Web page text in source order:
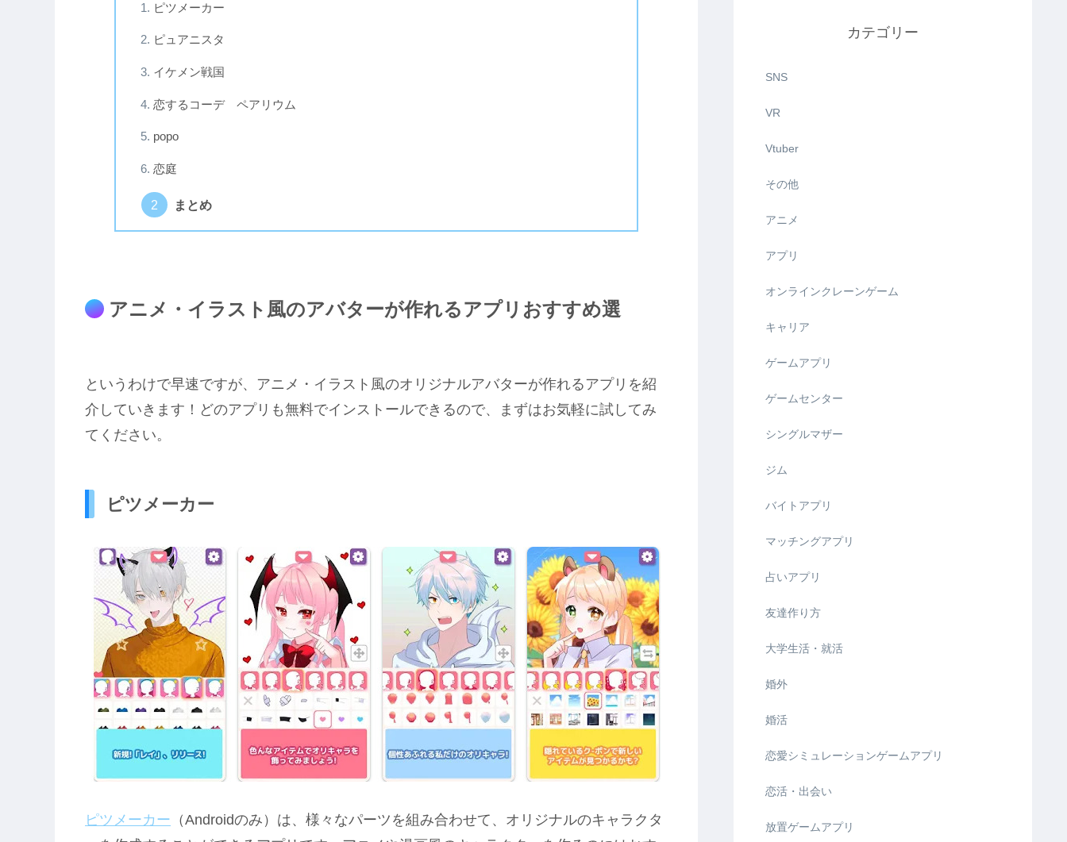
ピツメーカー
ピュアニスタ
イケメン戦国
恋するコーデ ペアリウム
popo
恋庭
まとめ
アニメ・イラスト風のアバターが作れるアプリおすすめ選
というわけで早速ですが、アニメ・イラスト風のオリジナルアバターが作れるアプリを紹
介していきます！どのアプリも無料でインストールできるので、まずはお気軽に試してみ
てください。
ピツメーカー
ピツメーカー （Androidのみ）は、様々なパーツを組み合わせて、オリジナルのキャラクタ
カテゴリー
SNS
VR
Vtuber
その他
アニメ
アプリ
オンラインクレーンゲーム
キャリア
ゲームアプリ
ゲームセンター
シングルマザー
ジム
バイトアプリ
マッチングアプリ
占いアプリ
友達作り方
大学生活・就活
婚外
婚活
恋愛シミュレーションゲームアプリ
恋活・出会い
放置ゲームアプリ